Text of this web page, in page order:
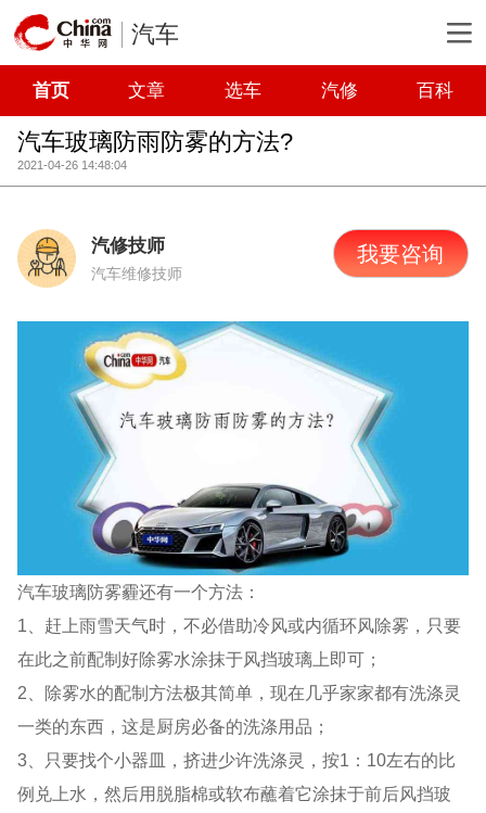
汽车
首页 文章 选车 汽修 百科
汽车玻璃防雨防雾的方法?
2021-04-26 14:48:04
汽修技师
汽车维修技师
我要咨询
汽车玻璃防雾霾还有一个方法：
1、赶上雨雪天气时，不必借助冷风或内循环风除雾，只要
在此之前配制好除雾水涂抹于风挡玻璃上即可；
2、除雾水的配制方法极其简单，现在几乎家家都有洗涤灵
一类的东西，这是厨房必备的洗涤用品；
3、只要找个小器皿，挤进少许洗涤灵，按1：10左右的比
例兑上水，然后用脱脂棉或软布蘸着它涂抹于前后风挡玻